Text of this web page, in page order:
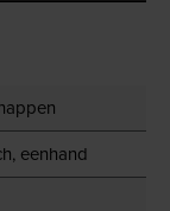
eenhand